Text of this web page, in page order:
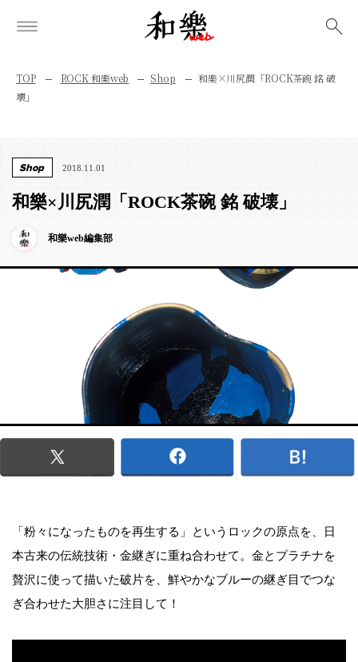
TOP ROCK 和樂web Shop
和樂×川尻潤「ROCK茶碗 銘 破
壊」
Shop 2018.11.01
和樂×川尻潤「ROCK茶碗 銘 破壊」
和樂web編集部
「粉々になったものを再生する」というロックの原点を、日
本古来の伝統技術・金継ぎに重ね合わせて。金とプラチナを
贅沢に使って描いた破片を、鮮やかなブルーの継ぎ目でつな
ぎ合わせた大胆さに注目して！